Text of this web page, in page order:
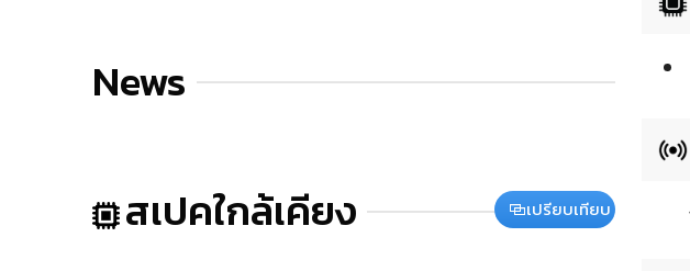
News
สเปคใกล้เคียง เปรียบเทียบ